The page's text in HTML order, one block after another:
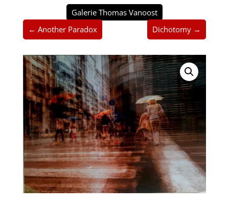
Galerie Thomas Vanoost
← Another Paradox
Dichotomy →